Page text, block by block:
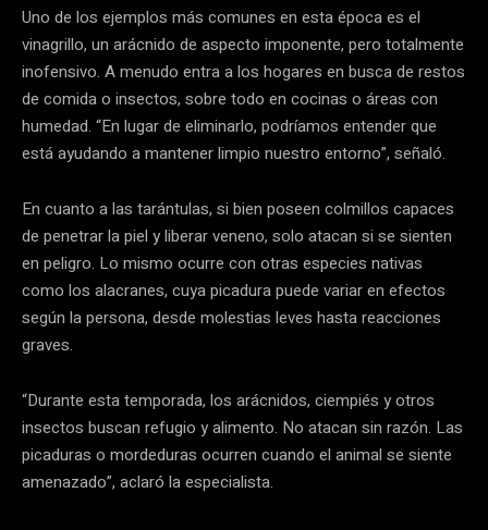
Uno de los ejemplos más comunes en esta época es el
vinagrillo, un arácnido de aspecto imponente, pero totalmente
inofensivo. A menudo entra a los hogares en busca de restos
de comida o insectos, sobre todo en cocinas o áreas con
humedad. “En lugar de eliminarlo, podríamos entender que
está ayudando a mantener limpio nuestro entorno”, señaló.
En cuanto a las tarántulas, si bien poseen colmillos capaces
de penetrar la piel y liberar veneno, solo atacan si se sienten
en peligro. Lo mismo ocurre con otras especies nativas
como los alacranes, cuya picadura puede variar en efectos
según la persona, desde molestias leves hasta reacciones
graves.
“Durante esta temporada, los arácnidos, ciempiés y otros
insectos buscan refugio y alimento. No atacan sin razón. Las
picaduras o mordeduras ocurren cuando el animal se siente
amenazado”, aclaró la especialista.